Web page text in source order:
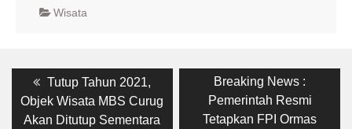
Wisata
Post
navigation
Previous
post:
Tutup Tahun 2021,
Objek Wisata MBS Curug
Akan Ditutup Sementara
Next
post:
Breaking News :
Pemerintah Resmi
Tetapkan FPI Ormas